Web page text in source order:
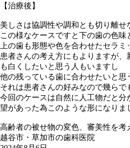
【治療後】
美しさは協調性や調和とも切り離せ
この様なケースですと下の歯の色味
上の歯も形態や色を合わせたセラミ
患者さんの考え方にもよりますが
も白くしたいと思う人もいますし
他の残っている歯に合わせたいと思
それは患者さんの好みなので幾らで
今回のケースは自然に人工物だと
望があった為このような形になりま
高齢者の被せ物の変色、審美性を考
越谷市・草加市の歯科医院